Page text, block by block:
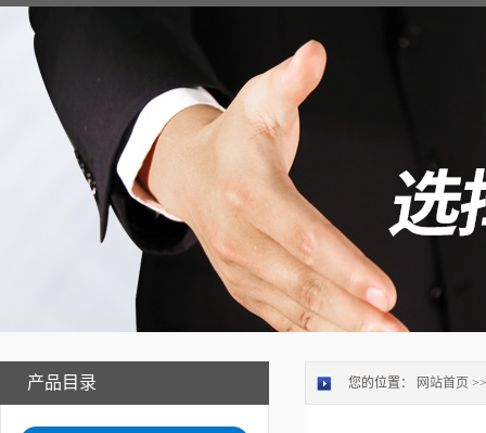
产品目录 您的位置： 网站首页